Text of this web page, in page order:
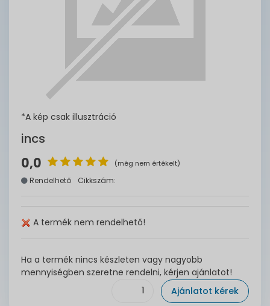
*A kép csak illusztráció
incs
0,0 (még nem értékelt)
Rendelhető Cikkszám:
A termék nem rendelhető!
Ha a termék nincs készleten vagy nagyobb
mennyiségben szeretne rendelni, kérjen ajánlatot!
Ajánlatot kérek